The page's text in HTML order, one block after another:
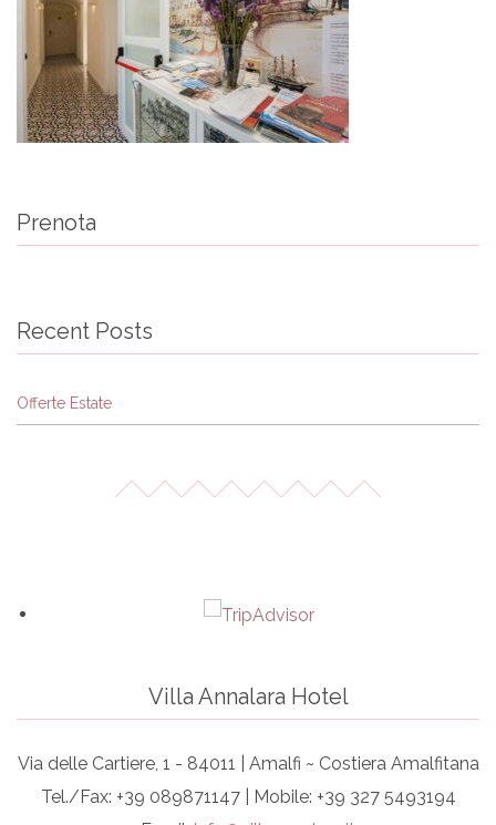
Prenota
Recent Posts
Offerte Estate
Villa Annalara Hotel
Via delle Cartiere, 1 - 84011 | Amalfi ~ Costiera Amalfitana
Tel./Fax: +39 089871147 | Mobile: +39 327 5493194